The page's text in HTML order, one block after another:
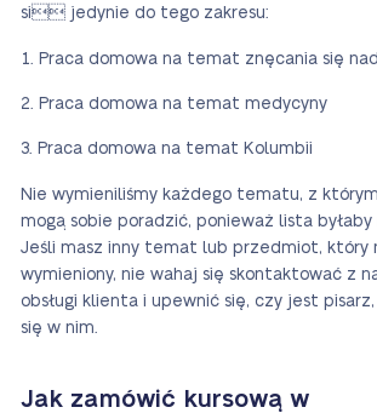
si jedynie do tego zakresu:
Praca domowa na temat znęcania się
Praca domowa na temat medycyny
Praca domowa na temat Kolumbii
Nie wymieniliśmy każdego tematu, z
mogą sobie poradzić, ponieważ lista byłaby
Jeśli masz inny temat lub przedmiot, który
wymieniony, nie wahaj się skontaktować z
obsługi klienta i upewnić się, czy jest
się w nim.
Jak zamówić kursową w